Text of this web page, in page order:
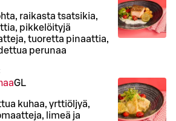
raikasta tsatsikia,
pikkelöityjä
tuoretta pinaattia,
perunaa
GL
kuhaa, yrttiöljyä,
limeä ja